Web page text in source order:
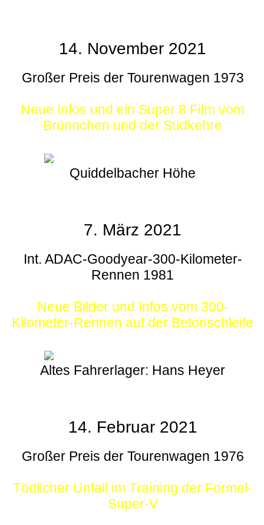
14. November 2021
Großer Preis der Tourenwagen 1973
Neue Infos und ein Super 8 Film vom
Brünnchen und der Südkehre
Quiddelbacher Höhe
7. März 2021
Int. ADAC-Goodyear-300-Kilometer-
Rennen 1981
Neue Bilder und Infos vom 300-
Kilometer-Rennen auf der Betonschleife
Altes Fahrerlager: Hans Heyer
14. Februar 2021
Großer Preis der Tourenwagen 1976
Tödlicher Unfall im Training der Formel-
Super-V